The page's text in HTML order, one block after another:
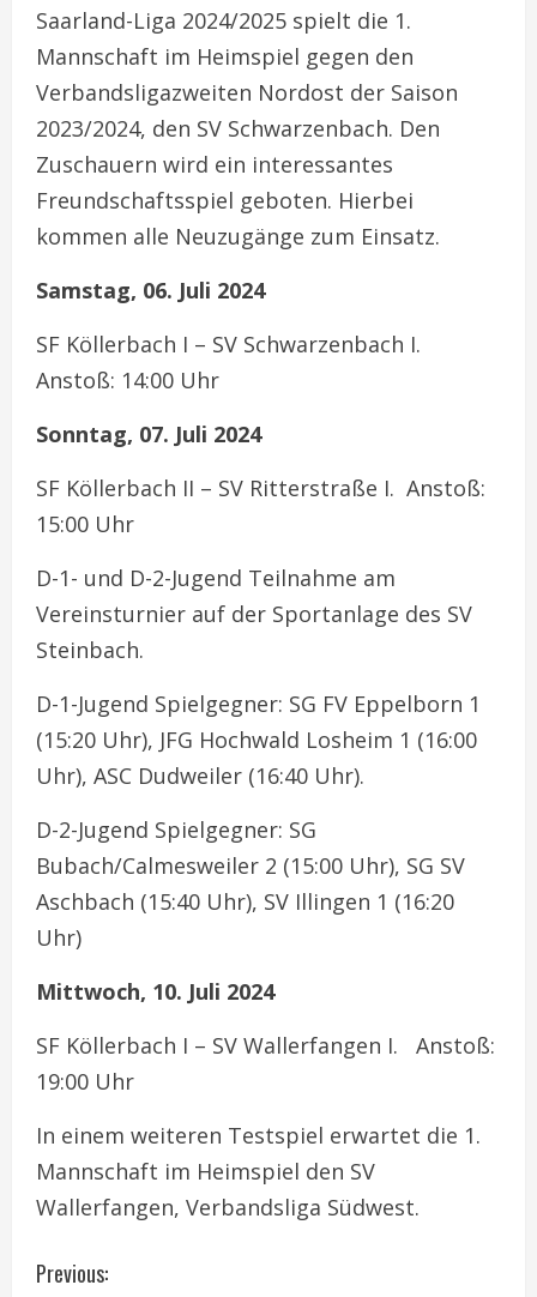
Saarland-Liga 2024/2025 spielt die 1.
Mannschaft im Heimspiel gegen den
Verbandsligazweiten Nordost der Saison
2023/2024, den SV Schwarzenbach. Den
Zuschauern wird ein interessantes
Freundschaftsspiel geboten. Hierbei
kommen alle Neuzugänge zum Einsatz.
Samstag, 06. Juli 2024
SF Köllerbach I – SV Schwarzenbach I.
Anstoß: 14:00 Uhr
Sonntag, 07. Juli 2024
SF Köllerbach II – SV Ritterstraße I. Anstoß:
15:00 Uhr
D-1- und D-2-Jugend Teilnahme am
Vereinsturnier auf der Sportanlage des SV
Steinbach.
D-1-Jugend Spielgegner: SG FV Eppelborn 1
(15:20 Uhr), JFG Hochwald Losheim 1 (16:00
Uhr), ASC Dudweiler (16:40 Uhr).
D-2-Jugend Spielgegner: SG
Bubach/Calmesweiler 2 (15:00 Uhr), SG SV
Aschbach (15:40 Uhr), SV Illingen 1 (16:20
Uhr)
Mittwoch, 10. Juli 2024
SF Köllerbach I – SV Wallerfangen I. Anstoß:
19:00 Uhr
In einem weiteren Testspiel erwartet die 1.
Mannschaft im Heimspiel den SV
Wallerfangen, Verbandsliga Südwest.
C
Previous: